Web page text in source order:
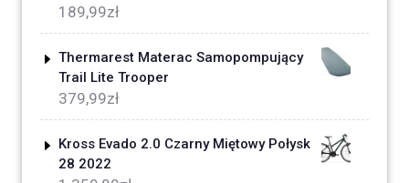
189,99zł
Thermarest Materac Samopompujący
Trail Lite Trooper
379,99zł
Kross Evado 2.0 Czarny Miętowy Połysk
28 2022